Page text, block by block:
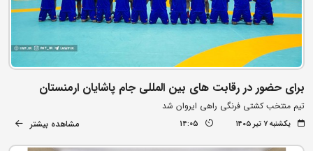
برای حضور در رقابت های بین المللی جام پاشایان ارمنستان
تیم منتخب کشتی فرنگی راهی ایروان شد
یکشنبه ۷ تیر ۱۴۰۵ 14:05 مشاهده بیشتر